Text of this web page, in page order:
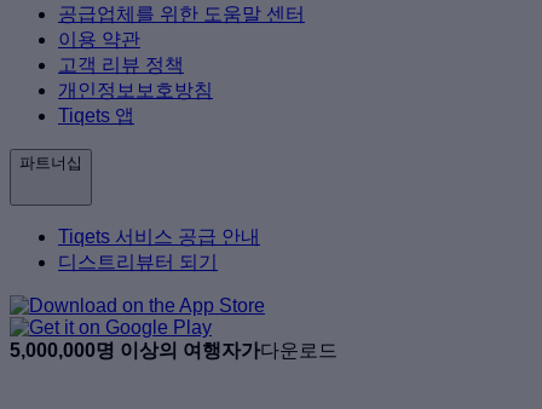
공급업체를 위한 도움말 센터
이용 약관
고객 리뷰 정책
개인정보보호방침
Tiqets 앱
파트너십
Tiqets 서비스 공급 안내
디스트리뷰터 되기
5,000,000명 이상의 여행자가다운로드